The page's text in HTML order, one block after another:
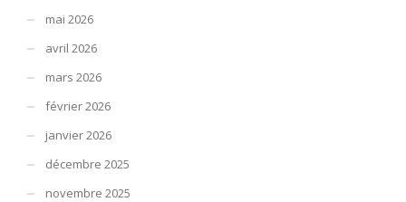
mai 2026
avril 2026
mars 2026
février 2026
janvier 2026
décembre 2025
novembre 2025